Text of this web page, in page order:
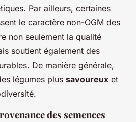
Par ailleurs, certaines
le caractère non-OGM des
non seulement la qualité
soutient également des
De manière générale,
légumes plus savoureux et
des semences